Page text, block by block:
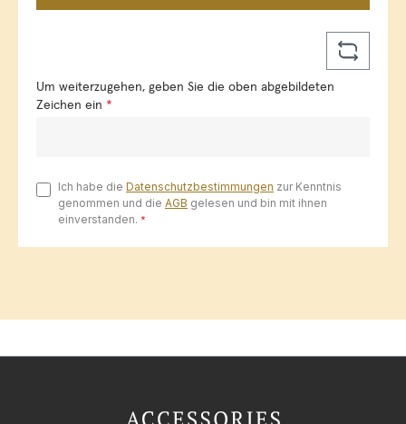
Um weiterzugehen, geben Sie die oben abgebildeten
Zeichen ein *
Ich habe die Datenschutzbestimmungen zur Kenntnis
genommen und die AGB gelesen und bin mit ihnen
einverstanden. *